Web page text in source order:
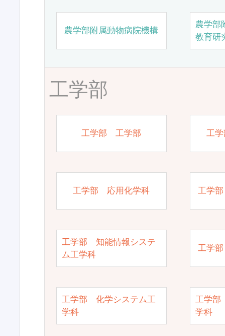
農学部附属動物病院機構
農学部
教育研
工学部
工学部 工学部 工
工学部 応用化学科 工学
工学部 知能情報システ
ム工学科
工学
工学部 化学システム工
学科
工学部
学科